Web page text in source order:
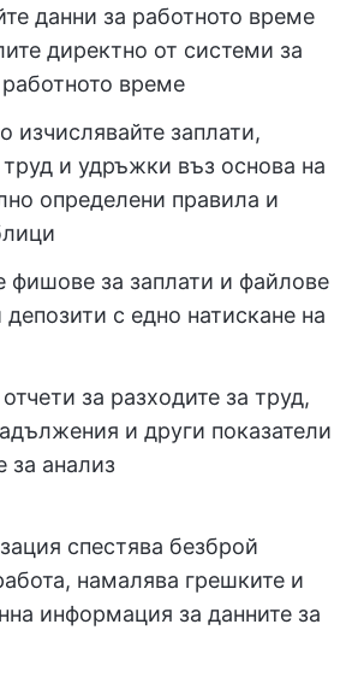
данни за работното време
директно от системи за
работното време
изчислявайте заплати,
и удръжки въз основа на
определени правила и
фишове за заплати и файлове
депозити с едно натискане на
за разходите за труд,
и други показатели
за анализ
спестява безброй
намалява грешките и
информация за данните за